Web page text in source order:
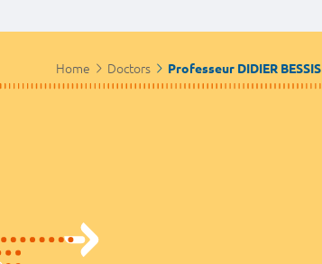
Home Doctors Professeur DIDIER BESSIS